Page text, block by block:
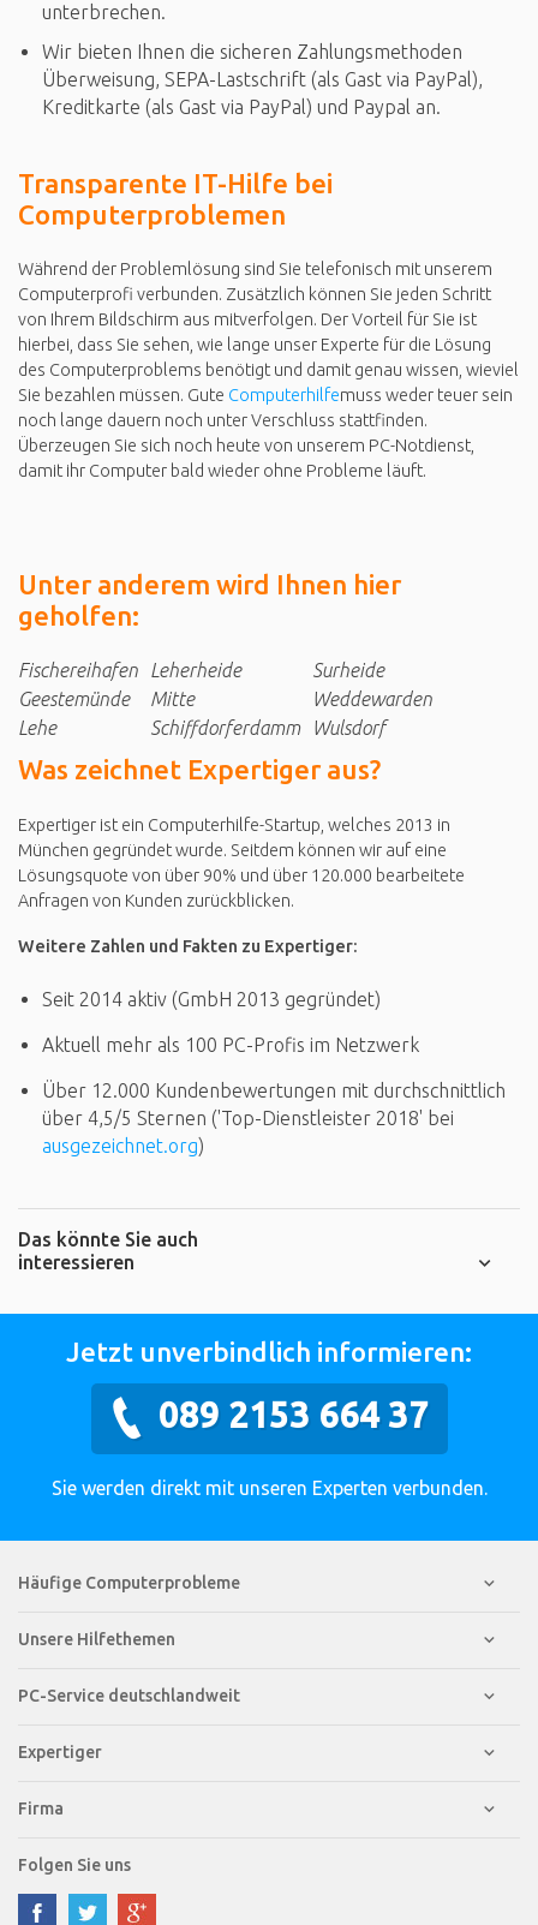
unterbrechen.
Wir bieten Ihnen die sicheren Zahlungsmethoden
Überweisung, SEPA-Lastschrift (als Gast via PayPal),
Kreditkarte (als Gast via PayPal) und Paypal an.
Transparente IT-Hilfe bei
Computerproblemen
Während der Problemlösung sind Sie telefonisch mit unserem
Computerprofi verbunden. Zusätzlich können Sie jeden Schritt
von Ihrem Bildschirm aus mitverfolgen. Der Vorteil für Sie ist
hierbei, dass Sie sehen, wie lange unser Experte für die Lösung
des Computerproblems benötigt und damit genau wissen, wieviel
Sie bezahlen müssen. Gute Computerhilfemuss weder teuer sein
noch lange dauern noch unter Verschluss stattfinden.
Überzeugen Sie sich noch heute von unserem PC-Notdienst,
damit ihr Computer bald wieder ohne Probleme läuft.
Unter anderem wird Ihnen hier
geholfen:
Fischereihafen Leherheide
Surheide
Geestemünde
Mitte
Weddewarden
Lehe
Schiffdorferdamm Wulsdorf
Was zeichnet Expertiger aus?
Expertiger ist ein Computerhilfe-Startup, welches 2013 in
München gegründet wurde. Seitdem können wir auf eine
Lösungsquote von über 90% und über 120.000 bearbeitete
Anfragen von Kunden zurückblicken.
Weitere Zahlen und Fakten zu Expertiger:
Seit 2014 aktiv (GmbH 2013 gegründet)
Aktuell mehr als 100 PC-Profis im Netzwerk
Über 12.000 Kundenbewertungen mit durchschnittlich
über 4,5/5 Sternen ('Top-Dienstleister 2018' bei
ausgezeichnet.org)
Das könnte Sie auch
interessieren
Jetzt unverbindlich informieren:
089 2153 664 37
Sie werden direkt mit unseren Experten verbunden.
Häufige Computerprobleme
Unsere Hilfethemen
PC-Service deutschlandweit
Expertiger
Firma
Folgen Sie uns